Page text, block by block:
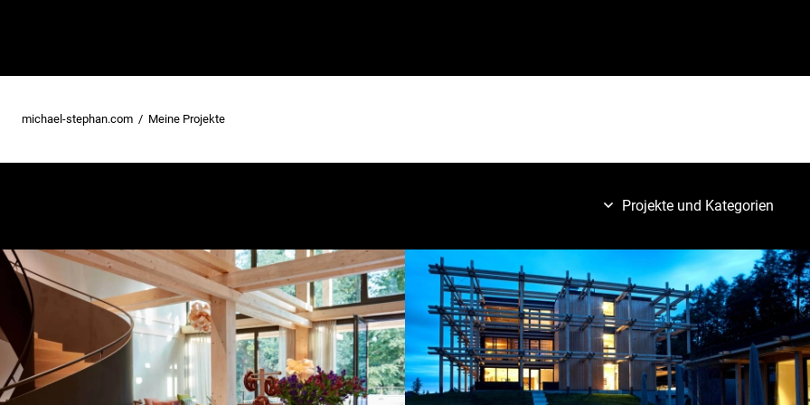
michael-stephan.com Meine Projekte
Projekte und Kategorien